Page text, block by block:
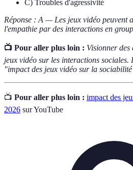
C) Troubles d'agressivité
Réponse : A — Les jeux vidéo peuvent
l'empathie par des interactions en
📺 Pour aller plus loin : Visionner des
jeux vidéo sur les interactions sociales.
"impact des jeux vidéo sur la
📺 Pour aller plus loin : impact des
2026 sur YouTube